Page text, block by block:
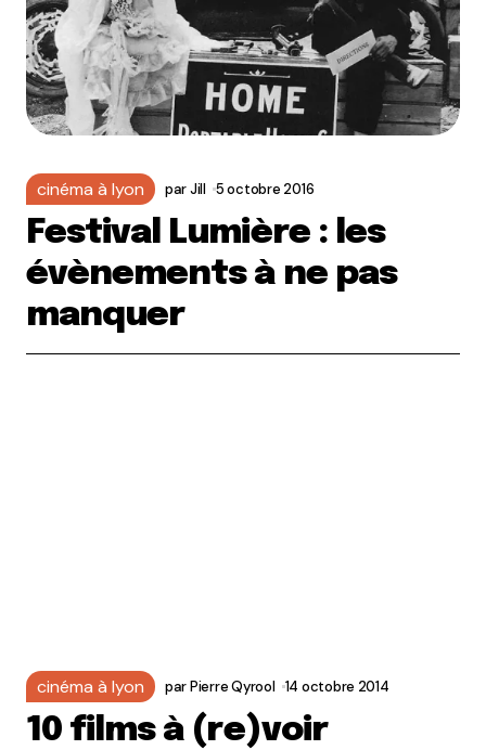
cinéma à lyon parJill 5 octobre 2016
Festival Lumière : les
évènements à ne pas
manquer
cinéma à lyon parPierre Qyrool 14 octobre 2014
10 films à (re)voir